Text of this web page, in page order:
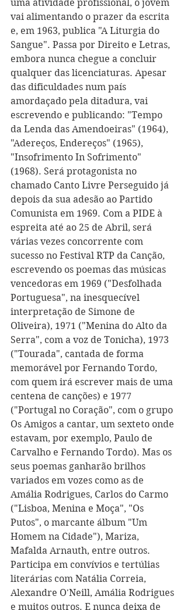
uma atividade profissional, o jovem
vai alimentando o prazer da escrita
e, em 1963, publica "A Liturgia do
Sangue". Passa por Direito e Letras,
embora nunca chegue a concluir
qualquer das licenciaturas. Apesar
das dificuldades num país
amordaçado pela ditadura, vai
escrevendo e publicando: "Tempo
da Lenda das Amendoeiras" (1964),
"Adereços, Endereços" (1965),
"Insofrimento In Sofrimento"
(1968). Será protagonista no
chamado Canto Livre Perseguido já
depois da sua adesão ao Partido
Comunista em 1969. Com a PIDE à
espreita até ao 25 de Abril, será
várias vezes concorrente com
sucesso no Festival RTP da Canção,
escrevendo os poemas das músicas
vencedoras em 1969 ("Desfolhada
Portuguesa", na inesquecível
interpretação de Simone de
Oliveira), 1971 ("Menina do Alto da
Serra", com a voz de Tonicha), 1973
("Tourada", cantada de forma
memorável por Fernando Tordo,
com quem irá escrever mais de uma
centena de canções) e 1977
("Portugal no Coração", com o grupo
Os Amigos a cantar, um sexteto onde
estavam, por exemplo, Paulo de
Carvalho e Fernando Tordo). Mas os
seus poemas ganharão brilhos
variados em vozes como as de
Amália Rodrigues, Carlos do Carmo
("Lisboa, Menina e Moça", "Os
Putos", o marcante álbum "Um
Homem na Cidade"), Mariza,
Mafalda Arnauth, entre outros.
Participa em convívios e tertúlias
literárias com Natália Correia,
Alexandre O'Neill, Amália Rodrigues
e muitos outros. E nunca deixa de